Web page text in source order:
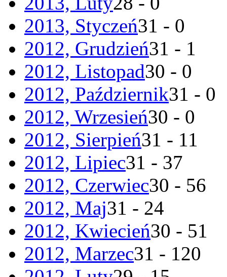
2013, Styczeń31 - 0
2012, Grudzień31 - 1
2012, Listopad30 - 0
2012, Październik31 - 0
2012, Wrzesień30 - 0
2012, Sierpień31 - 11
2012, Lipiec31 - 37
2012, Czerwiec30 - 56
2012, Maj31 - 24
2012, Kwiecień30 - 51
2012, Marzec31 - 120